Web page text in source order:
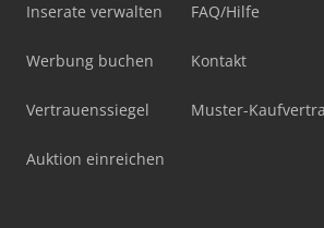
Inserate verwalten
Werbung buchen
Vertrauenssiegel
Auktion einreichen
FAQ/Hilfe
Kontakt
Muster-